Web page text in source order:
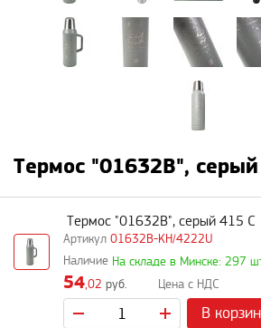
Термос "01632B",
01632B-KH/4222U
Термос "01632B", серый 415 C
На складе в Минске: 297
54,02 руб.
В